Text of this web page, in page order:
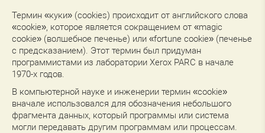
Термин «куки» (cookies) происходит от английского слова
«cookie», которое является сокращением от «magic
cookie» (волшебное печенье) или «fortune cookie» (печенье
с предсказанием). Этот термин был придуман
программистами из лаборатории Xerox PARC в начале
1970-х годов.
В компьютерной науке и инженерии термин «cookie»
вначале использовался для обозначения небольшого
фрагмента данных, который программы или система
могли передавать другим программам или процессам.